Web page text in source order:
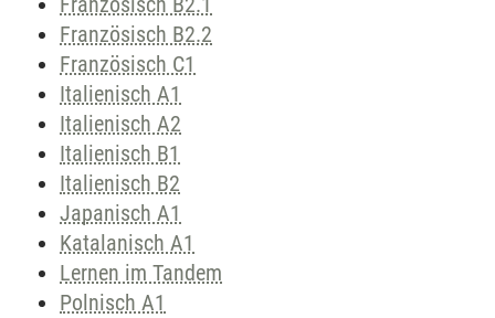
Französisch B2.2
Französisch C1
Italienisch A1
Italienisch A2
Italienisch B1
Italienisch B2
Japanisch A1
Katalanisch A1
Lernen im Tandem
Polnisch A1